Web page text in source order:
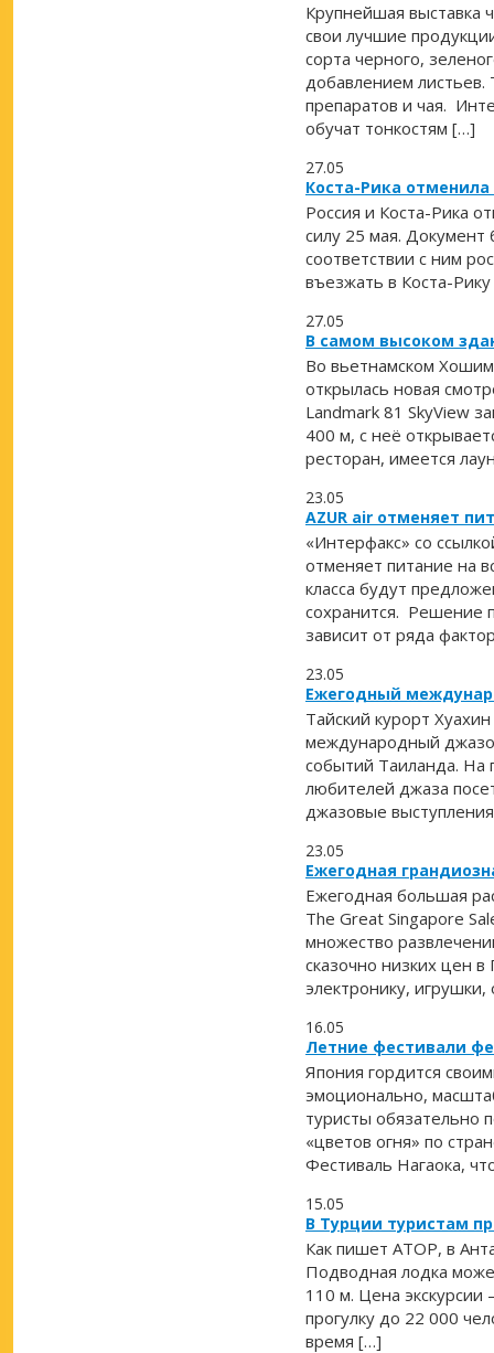
Крупнейшая выставка
свои лучшие
сорта черного,
добавлением листьев.
препаратов и чая.
обучат тонкостям […]
27.05
Коста-Рика
Россия и Коста-Рика
силу 25 мая. Документ
соответствии с ним
въезжать в Коста-
27.05
В самом высоком
Во вьетнамском
открылась новая
Landmark 81 SkyView
400 м, с неё
ресторан, имеется
23.05
AZUR air отменяет
«Интерфакс» со
отменяет питание на
класса будут
сохранится. Решение
зависит от ряда
23.05
Ежегодный
Тайский курорт
международный
событий Таиланда. На
любителей джаза
джазовые
23.05
Ежегодная
Ежегодная большая
The Great Singapore
множество
сказочно низких цен
электронику,
16.05
Летние фестивали
Япония гордится
эмоционально,
туристы обязательно
«цветов огня» по
Фестиваль Нагаока,
15.05
В Турции туристам
Как пишет АТОР, в
Подводная лодка
110 м. Цена
прогулку до 22 000
время […]